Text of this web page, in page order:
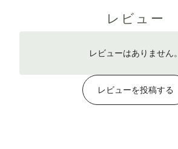
レビュー
レビューはありません。
レビューを投稿する